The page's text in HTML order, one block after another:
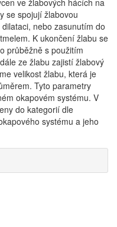
ve žlabových hácích na
se spojují žlabovou
nebo zasunutím do
K ukončení žlabu se
průběžně s použitím
ze žlabu zajistí žlabový
velikost žlabu, která je
Tyto parametry
okapovém systému. V
do kategorií dle
systému a jeho